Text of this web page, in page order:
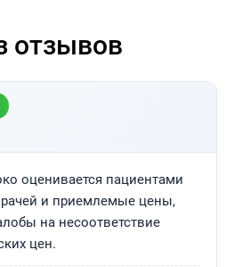
отзывов
оценивается пациентами
и приемлемые цены,
на несоответствие
цен.